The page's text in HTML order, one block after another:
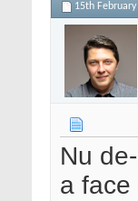
15th February
Nu
a face